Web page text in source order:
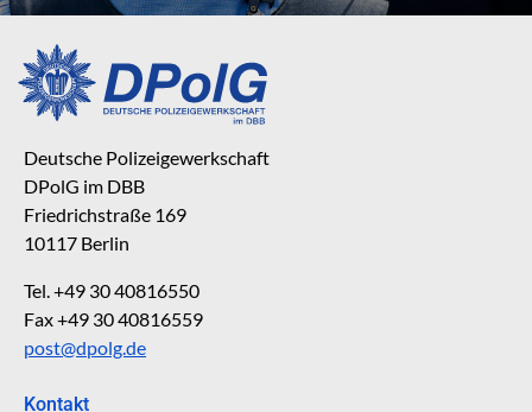
Deutsche Polizeigewerkschaft
DPolG im DBB
Friedrichstraße 169
10117 Berlin
Tel. +49 30 40816550
Fax +49 30 40816559
post@dpolg.de
Kontakt